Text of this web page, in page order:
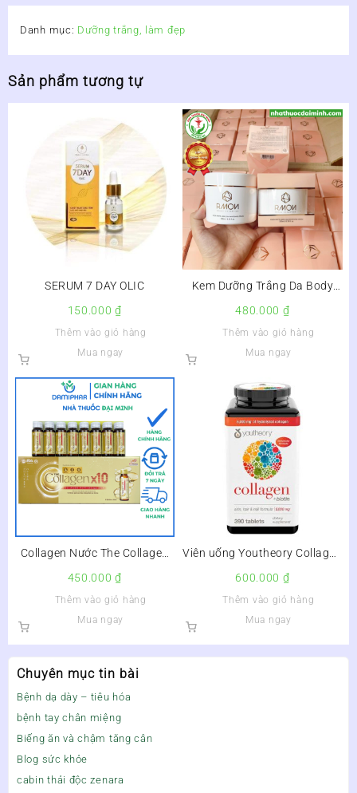
Chuyên mục tin bài
Bệnh dạ dày – tiêu hóa
bệnh tay chân miệng
Biếng ăn và chậm tăng cân
Blog sức khỏe
cabin thải độc zenara
Danh mục: Dưỡng trắng, làm đẹp
Sản phẩm tương tự
SERUM 7 DAY OLIC
150.000₫
Thêm vào giỏ hàng
Mua ngay
Kem Dưỡng Trắng Da Body
Whitening Cream
480.000 ₫
Thêm vào giỏ hàng
Mua ngay
Collagen Nước The Collagen
X10 Hộp 8 Lọ – Dưỡng Da,
Tăng Đàn Hồi Cho Da –
450.000₫
Thêm vào giỏ hàng
Mua ngay
Viên uống Youtheory Collagen
+ Biotin của Mỹ
600.000 ₫
Thêm vào giỏ hàng
Mua ngay